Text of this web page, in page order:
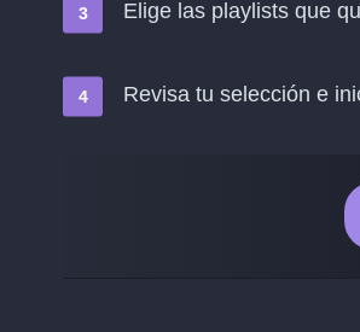
Elige las playlists que
Revisa tu selección e